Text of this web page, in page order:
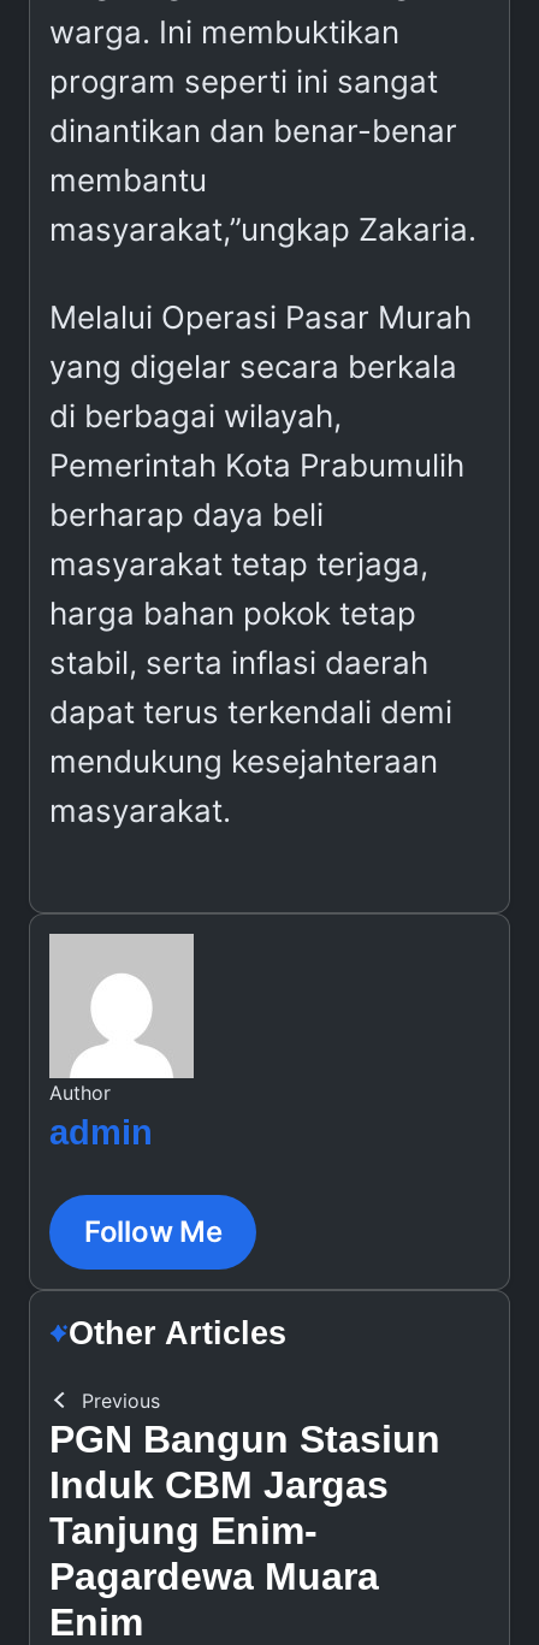
warga. Ini membuktikan
program seperti ini sangat
dinantikan dan benar-benar
membantu
masyarakat,”ungkap Zakaria.
Melalui Operasi Pasar Murah
yang digelar secara berkala
di berbagai wilayah,
Pemerintah Kota Prabumulih
berharap daya beli
masyarakat tetap terjaga,
harga bahan pokok tetap
stabil, serta inflasi daerah
dapat terus terkendali demi
mendukung kesejahteraan
masyarakat.
Author
admin
Follow Me
Other Articles
Previous
PGN Bangun Stasiun
Induk CBM Jargas
Tanjung Enim-
Pagardewa Muara
Enim